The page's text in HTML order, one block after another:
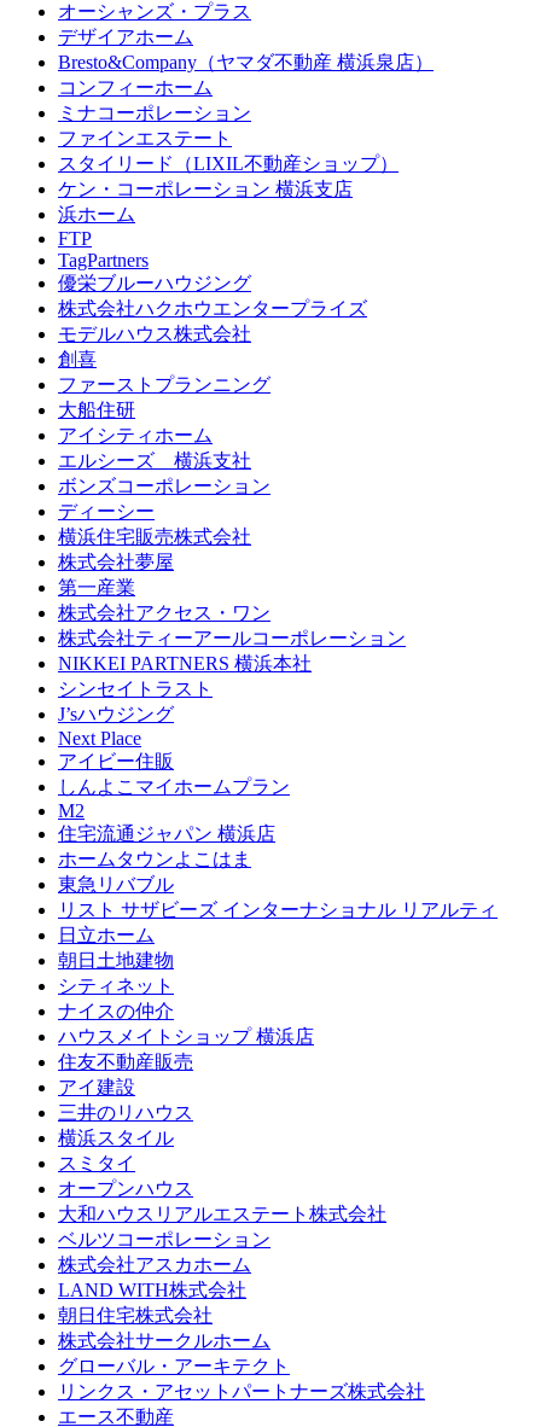
オーシャンズ・プラス
デザイアホーム
Bresto&Company（ヤマダ不動産 横浜泉店）
コンフィーホーム
ミナコーポレーション
ファインエステート
スタイリード（LIXIL不動産ショップ）
ケン・コーポレーション 横浜支店
浜ホーム
FTP
TagPartners
優栄ブルーハウジング
株式会社ハクホウエンタープライズ
モデルハウス株式会社
創喜
ファーストプランニング
大船住研
アイシティホーム
エルシーズ 横浜支社
ボンズコーポレーション
ディーシー
横浜住宅販売株式会社
株式会社夢屋
第一産業
株式会社アクセス・ワン
株式会社ティーアールコーポレーション
NIKKEI PARTNERS 横浜本社
シンセイトラスト
J’sハウジング
Next Place
アイビー住販
しんよこマイホームプラン
M2
住宅流通ジャパン 横浜店
ホームタウンよこはま
東急リバブル
リスト サザビーズ インターナショナル リアルティ
日立ホーム
朝日土地建物
シティネット
ナイスの仲介
ハウスメイトショップ 横浜店
住友不動産販売
アイ建設
三井のリハウス
横浜スタイル
スミタイ
オープンハウス
大和ハウスリアルエステート株式会社
ベルツコーポレーション
株式会社アスカホーム
LAND WITH株式会社
朝日住宅株式会社
株式会社サークルホーム
グローバル・アーキテクト
リンクス・アセットパートナーズ株式会社
エース不動産